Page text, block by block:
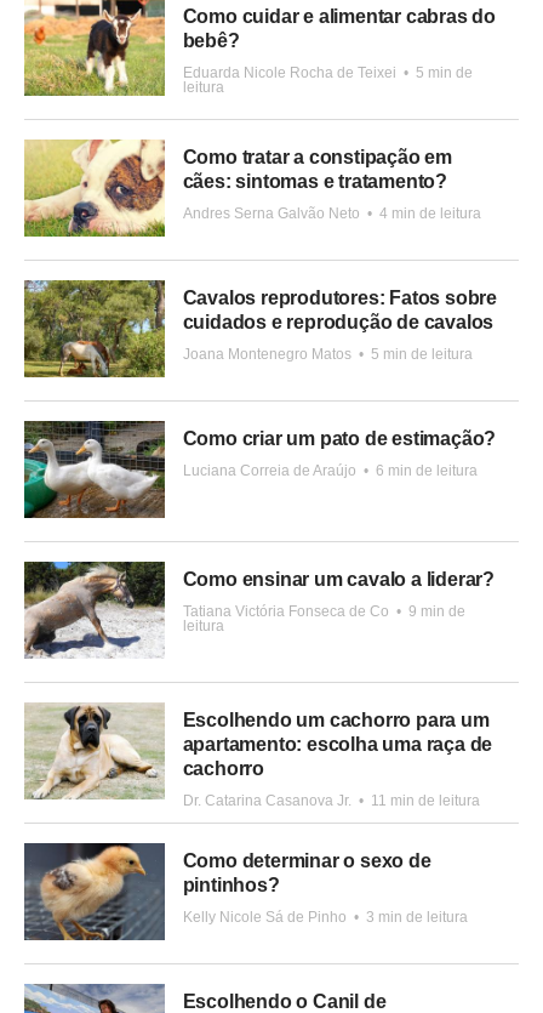
Como cuidar e alimentar cabras do
bebê?
Eduarda Nicole Rocha de Teixei • 5 min de
leitura
Como tratar a constipação em
cães: sintomas e tratamento?
Andres Serna Galvão Neto • 4 min de leitura
Cavalos reprodutores: Fatos sobre
cuidados e reprodução de cavalos
Joana Montenegro Matos • 5 min de leitura
Como criar um pato de estimação?
Luciana Correia de Araújo • 6 min de leitura
Como ensinar um cavalo a liderar?
Tatiana Victória Fonseca de Co • 9 min de
leitura
Escolhendo um cachorro para um
apartamento: escolha uma raça de
cachorro
Dr. Catarina Casanova Jr. • 11 min de leitura
Como determinar o sexo de
pintinhos?
Kelly Nicole Sá de Pinho • 3 min de leitura
Escolhendo o Canil de